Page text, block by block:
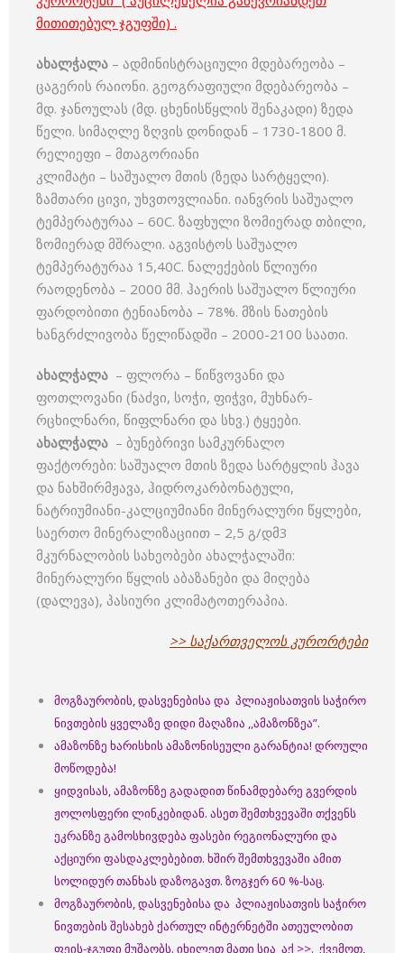
მითითებულ ჯგუფში) .
ახალჭალა – ადმინისტრაციული მდებარეობა –
ცაგერის რაიონი. გეოგრაფიული მდებარეობა –
მდ. ჯანოულას (მდ. ცხენისწყლის შენაკადი) ზედა
წელი. სიმაღლე ზღვის დონიდან – 1730-1800 მ.
რელიეფი – მთაგორიანი
კლიმატი – საშუალო მთის (ზედა სარტყელი).
ზამთარი ცივი, უხვთოვლიანი. იანვრის საშუალო
ტემპერატურაა – 60C. ზაფხული ზომიერად თბილი,
ზომიერად მშრალი. აგვისტოს საშუალო
ტემპერატურაა 15,40C. ნალექების წლიური
რაოდენობა – 2000 მმ. ჰაერის საშუალო წლიური
ფარდობითი ტენიანობა – 78%. მზის ნათების
ხანგრძლივობა წელიწადში – 2000-2100 საათი.
ახალჭალა – ფლორა – წიწვოვანი და
ფოთლოვანი (ნაძვი, სოჭი, ფიჭვი, მუხნარ-
რცხილნარი, წიფლნარი და სხვ.) ტყეები.
ახალჭალა – ბუნებრივი სამკურნალო
ფაქტორები: საშუალო მთის ზედა სარტყლის ჰავა
და ნახშირმჟავა, ჰიდროკარბონატული,
ნატრიუმიანი-კალციუმიანი მინერალური წყლები,
საერთო მინერალიზაციით – 2,5 გ/დმ3
მკურნალობის სახეობები ახალჭალაში:
მინერალური წყლის აბაზანები და მიღება
(დალევა), პასიური კლიმატოთერაპია.
>> საქართველოს კურორტები
მოგზაურობის, დასვენებისა და პლიაჟისათვის საჭირო
ნივთების ყველაზე დიდი მაღაზია ,,ამაზონზეა”.
ამაზონზე ხარისხის ამაზონისეული გარანტია! დროული
მოწოდება!
ყიდვისას, ამაზონზე გადადით წინამდებარე გვერდის
ჟოლოსფერი ლინკებიდან. ასეთ შემთხვევაში თქვენს
ეკრანზე გამოსხივდება ფასები რეგიონალური და
აქციური ფასდაკლებებით. ხშირ შემთხვევაში ამით
სოლიდურ თანხას დაზოგავთ. ზოგჯერ 60 %-საც.
მოგზაურობის, დასვენებისა და პლიაჟისათვის საჭირო
ნივთების შესახებ ქართულ ინტერნეტში ათეულობით
ფეის-ჯგუფი მუშაობს. იხილეთ მათი სია აქ >>. ქვემოთ,